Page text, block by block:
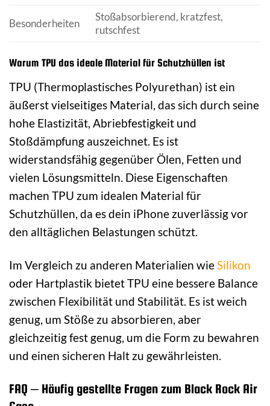
Besonderheiten
Stoßabsorbierend, kratzfest,
rutschfest
Warum TPU das ideale Material für Schutzhüllen ist
TPU (Thermoplastisches Polyurethan) ist ein
äußerst vielseitiges Material, das sich durch seine
hohe Elastizität, Abriebfestigkeit und
Stoßdämpfung auszeichnet. Es ist
widerstandsfähig gegenüber Ölen, Fetten und
vielen Lösungsmitteln. Diese Eigenschaften
machen TPU zum idealen Material für
Schutzhüllen, da es dein iPhone zuverlässig vor
den alltäglichen Belastungen schützt.
Im Vergleich zu anderen Materialien wieSilikon
oder Hartplastik bietet TPU eine bessere Balance
zwischen Flexibilität und Stabilität. Es ist weich
genug, um Stöße zu absorbieren, aber
gleichzeitig fest genug, um die Form zu bewahren
und einen sicheren Halt zu gewährleisten.
FAQ – Häufig gestellte Fragen zum Black Rock Air